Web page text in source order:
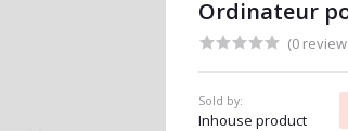
Ordinateur
(0
Sold by:
Inhouse product